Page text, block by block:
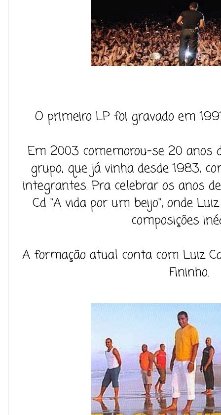
O primeiro LP foi gravado em
Em 2003 comemorou-se 20 anos
grupo, que já vinha desde 1983,
integrantes. Pra celebrar os anos
Cd "A vida por um beijo", onde
composições
A formação atual conta com Luiz
Fininho.